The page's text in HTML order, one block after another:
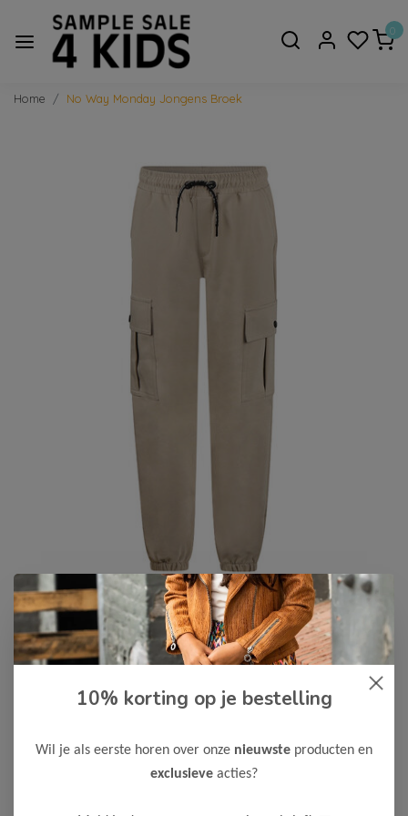
0
Home No Way Monday Jongens Broek
No Way Monday -50%
34,99
7% elastane
10% korting op je bestelling
Wil je als eerste horen over onze nieuwste producten en
exclusieve acties?